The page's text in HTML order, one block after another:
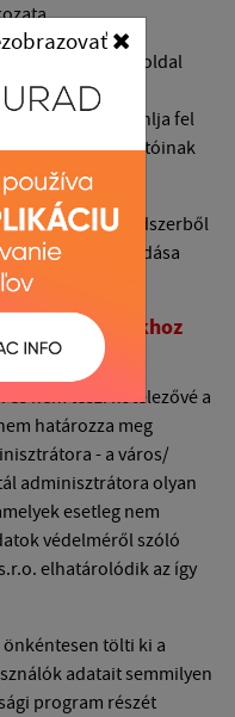
rendszere a weboldal
és nem adja át
és nem ajánlja fel
weboldal látogatóinak
rögzítjük:
s.r.o. rendszerből
infomailek fogadása
vitákhoz
nem teszi kötelezővé a
határozza meg
- a város/
adminisztrátora olyan
esetleg nem
védelméről szóló
elhatárolódik az így
tölti ki a
adatait semmilyen
program részét